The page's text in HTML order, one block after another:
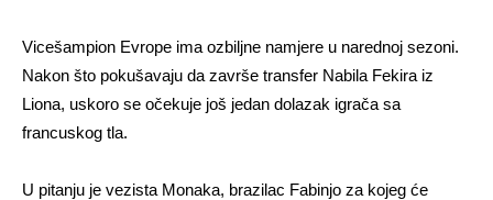
Vicešampion Evrope ima ozbiljne namjere u narednoj sezoni.
Nakon što pokušavaju da završe transfer Nabila Fekira iz
Liona, uskoro se očekuje još jedan dolazak igrača sa
francuskog tla.
U pitanju je vezista Monaka, brazilac Fabinjo za kojeg će